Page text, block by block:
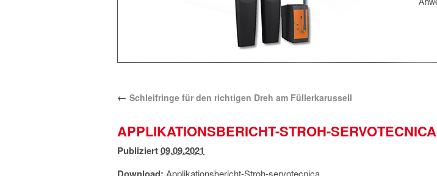
← Schleifringe für den richtigen Dreh am Füllerkarussell
APPLIKATIONSBERICHT-STROH-SERVOTECNICA
Publiziert09.09.2021
Applikationsbericht-Stroh-servotecnica